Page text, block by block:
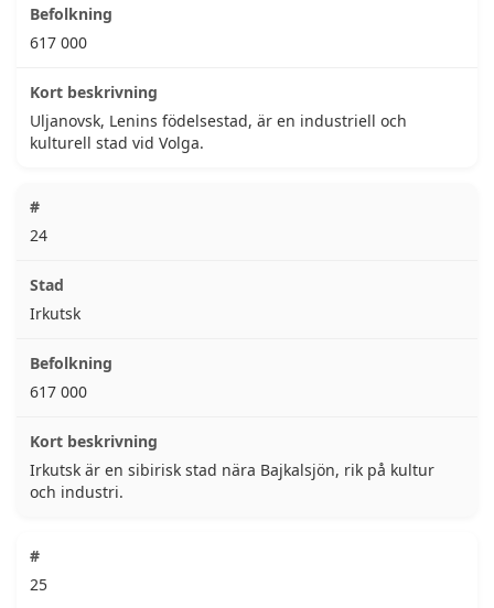
617 000
Uljanovsk, Lenins födelsestad, är en industriell och
kulturell stad vid Volga.
24
Irkutsk
617 000
Irkutsk är en sibirisk stad nära Bajkalsjön, rik på kultur
och industri.
25